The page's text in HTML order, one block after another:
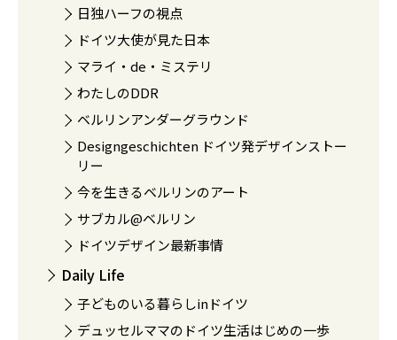
日独ハーフの視点
ドイツ大使が見た日本
マライ・de・ミステリ
わたしのDDR
ベルリンアンダーグラウンド
Designgeschichten ドイツ発デザインストー
リー
今を生きるベルリンのアート
サブカル@ベルリン
ドイツデザイン最新事情
Daily Life
子どものいる暮らしinドイツ
デュッセルママのドイツ生活はじめの一歩